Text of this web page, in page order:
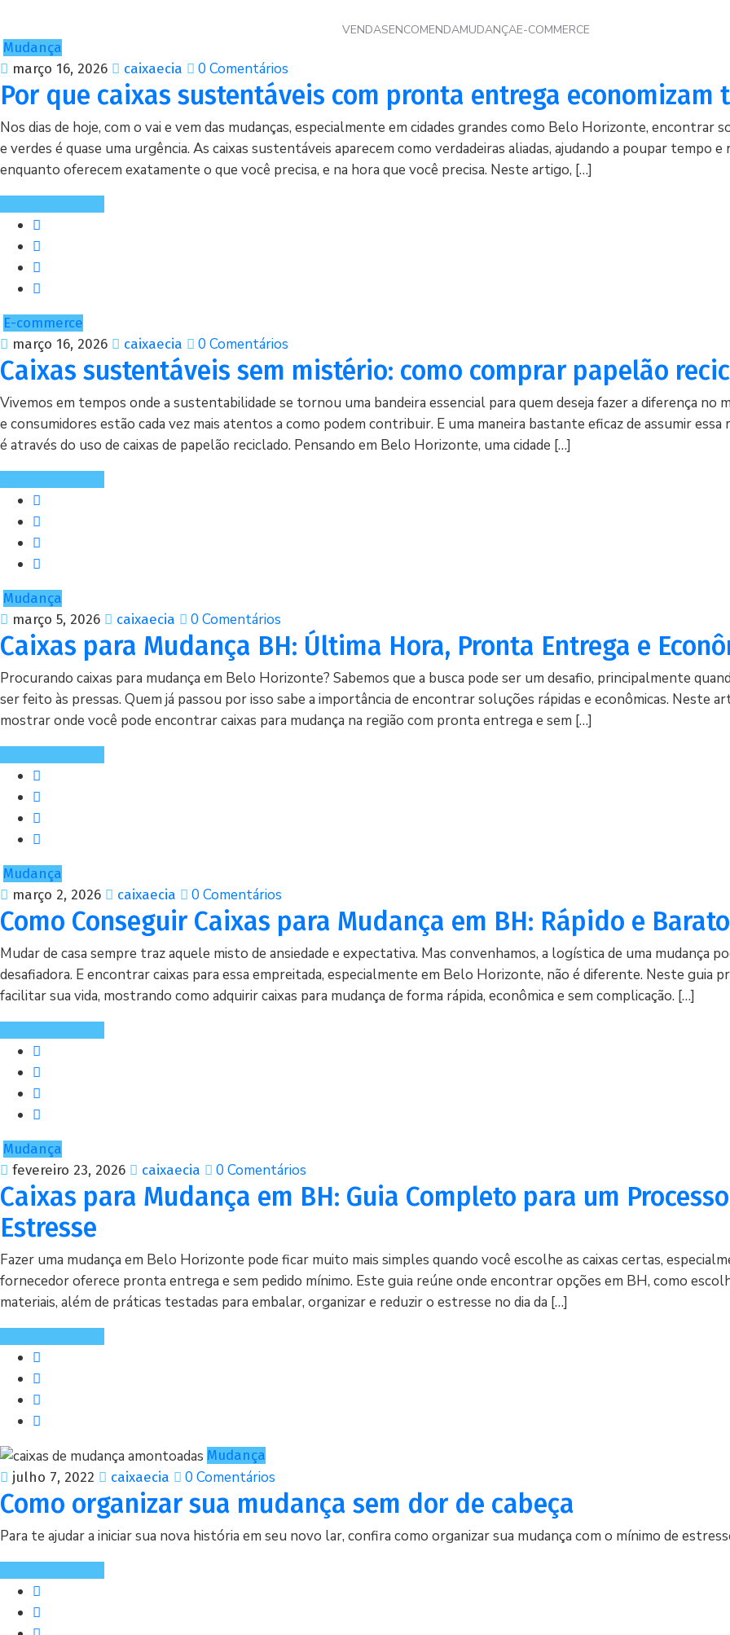
VENDASENCOMENDAMUDANÇAE-COMMERCE
Mudança
março 16, 2026
caixaecia 0 Comentários
Por que caixas sustentáveis com pronta entrega economizam
Nos dias de hoje, com o vai e vem das mudanças, especialmente em cidades grandes como Belo Horizonte, encontrar
e verdes é quase uma urgência. As caixas sustentáveis aparecem como verdadeiras aliadas, ajudando a poupar tempo e
enquanto oferecem exatamente o que você precisa, e na hora que você precisa. Neste artigo, […]
E-commerce
março 16, 2026
caixaecia 0 Comentários
Caixas sustentáveis sem mistério: como comprar papelão
Vivemos em tempos onde a sustentabilidade se tornou uma bandeira essencial para quem deseja fazer a diferença no
e consumidores estão cada vez mais atentos a como podem contribuir. E uma maneira bastante eficaz de assumir essa
é através do uso de caixas de papelão reciclado. Pensando em Belo Horizonte, uma cidade […]
Mudança
março 5, 2026
caixaecia 0 Comentários
Caixas para Mudança BH: Última Hora, Pronta Entrega e
Procurando caixas para mudança em Belo Horizonte? Sabemos que a busca pode ser um desafio, principalmente
ser feito às pressas. Quem já passou por isso sabe a importância de encontrar soluções rápidas e econômicas. Neste
mostrar onde você pode encontrar caixas para mudança na região com pronta entrega e sem […]
Mudança
março 2, 2026
caixaecia 0 Comentários
Como Conseguir Caixas para Mudança em BH: Rápido e Barato
Mudar de casa sempre traz aquele misto de ansiedade e expectativa. Mas convenhamos, a logística de uma mudança
desafiadora. E encontrar caixas para essa empreitada, especialmente em Belo Horizonte, não é diferente. Neste guia
facilitar sua vida, mostrando como adquirir caixas para mudança de forma rápida, econômica e sem complicação. […]
Mudança
fevereiro 23, 2026
caixaecia 0 Comentários
Caixas para Mudança em BH: Guia Completo para um
Estresse
Fazer uma mudança em Belo Horizonte pode ficar muito mais simples quando você escolhe as caixas certas,
fornecedor oferece pronta entrega e sem pedido mínimo. Este guia reúne onde encontrar opções em BH, como
materiais, além de práticas testadas para embalar, organizar e reduzir o estresse no dia da […]
Mudança
julho 7, 2022
caixaecia 0 Comentários
Como organizar sua mudança sem dor de cabeça
Para te ajudar a iniciar sua nova história em seu novo lar, confira como organizar sua mudança com o mínimo de